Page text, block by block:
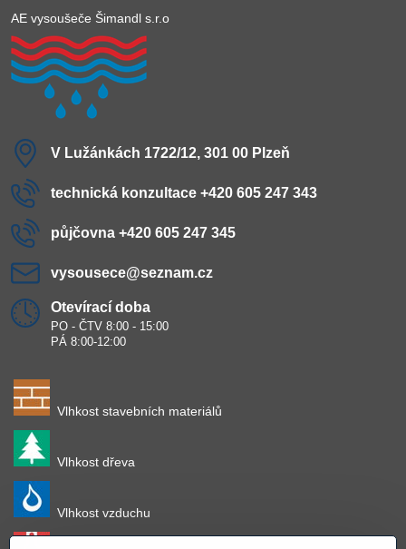
AE vysoušeče Šimandl s.r.o
V Lužánkách 1722/12, 301 00 Plzeň
technická konzultace +420 605 247 343
půjčovna +420 605 247 345
vysousece​@seznam​.cz
Otevírací doba
PO - ČTV 8:00 - 15:00
PÁ 8:00-12:00
Vlhkost stavebních materiálů
Vlhkost dřeva
Vlhkost vzduchu